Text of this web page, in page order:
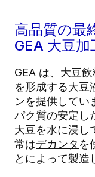
高品質の最
GEA 大豆
GEA は、大豆
を形成する大豆
ンを提供してい
パク質の安定し
大豆を水に浸し
常はデカンタ を
とによって製造